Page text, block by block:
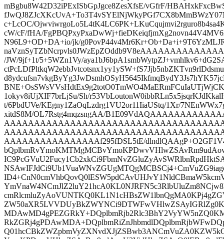
mBgbu8W42D32iPExISbGpJgce8ZesXfsE/vGfrF/
c+LcOC/
cW/cF/fHA/
N96L9+OD+DA+io/jk/
/JW/9jf+1t/5+5WZn1Vy/
1okyv8iUjXIF7brLjSu/Sh/
t/6PbdUVe/KEgny1ZaOqLzdrg1VU2or11IiaUStq/1Xr/
xitdS8M/OL7Rstg4mqzsngAA/
AAAAAAAAAAAAAAAAf295fDSL5tE/